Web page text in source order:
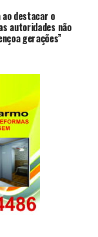
ao destacar o
autoridades não
gerações”